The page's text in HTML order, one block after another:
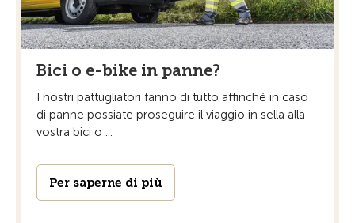
Bici o e-bike in panne?
I nostri pattugliatori fanno di tutto affinché in caso
di panne possiate proseguire il viaggio in sella alla
vostra bici o ...
Per saperne di più